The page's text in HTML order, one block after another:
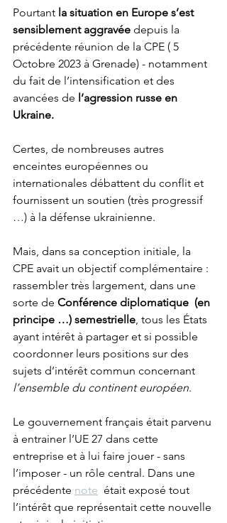
Pourtant la situation en Europe s’est
sensiblement aggravée depuis la
précédente réunion de la CPE ( 5
Octobre 2023 à Grenade) - notamment
du fait de l’intensification et des
avancées de l’agression russe en
Ukraine.
Certes, de nombreuses autres
enceintes européennes ou
internationales débattent du conflit et
fournissent un soutien (très progressif
…) à la défense ukrainienne.
Mais, dans sa conception initiale, la
CPE avait un objectif complémentaire :
rassembler très largement, dans une
sorte de Conférence diplomatique  (en
principe …) semestrielle , tous les États
ayant intérêt à partager et si possible
coordonner leurs positions sur des
sujets d’intérêt commun concernant
l’ensemble du continent européen.
Le gouvernement français était parvenu
à entrainer l’UE 27 dans cette
entreprise et à lui faire jouer - sans
l’imposer - un rôle central. Dans une
précédente note était exposé tout
l’intérêt que représentait cette nouvelle